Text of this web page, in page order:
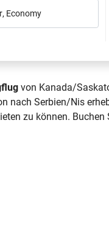
, Economy
von Kanada/
nach Serbien/Nis
zu können. Buchen